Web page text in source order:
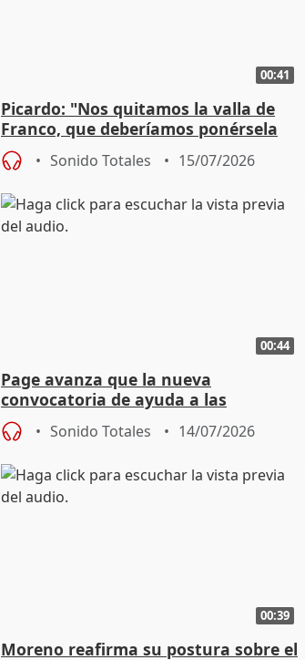
00:41
Picardo: "Nos quitamos la valla de
Franco, que deberíamos ponérsela
encima"
Sonido Totales 15/07/2026
00:44
Page avanza que la nueva
convocatoria de ayuda a las
academias de C-LM saldrá en
septiembreSonido Totales 14/07/2026
00:39
Moreno reafirma su postura sobre el